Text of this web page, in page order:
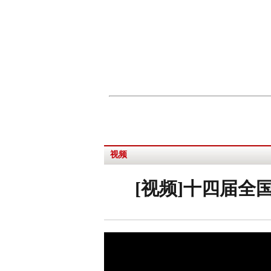
视频
[视频]十四届全